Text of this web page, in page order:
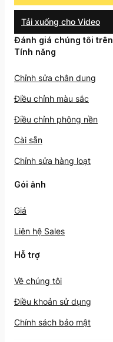
Tải xuống cho Video
Đánh giá chúng tôi trên
Tính năng
Chỉnh sửa chân dung
Điều chỉnh màu sắc
Điều chỉnh phông nền
Cài sẵn
Chỉnh sửa hàng loạt
Gói ảnh
Giá
Liên hệ Sales
Hỗ trợ
Về chúng tôi
Điều khoản sử dụng
Chính sách bảo mật